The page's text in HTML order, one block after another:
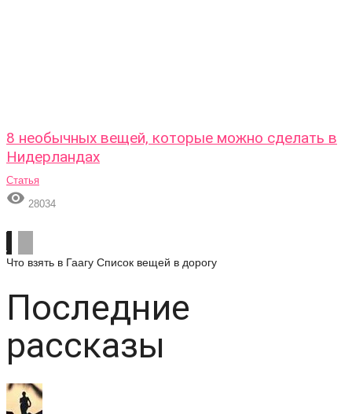
8 необычных вещей, которые можно сделать в
Нидерландах
Статья
 28034
Что взять в Гаагу Список вещей в дорогу
Последние
рассказы